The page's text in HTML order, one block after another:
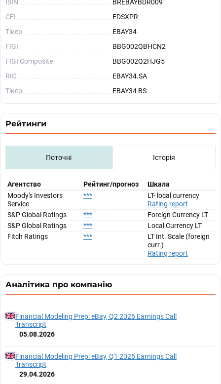
ISIN
BREBAYBDR009
CFI
EDSXPR
Тікер
EBAY34
FIGI
BBG002QBHCN2
FIGI Composite
BBG002Q2HJG5
RIC
EBAY34.SA
Тікер
EBAY34 BS
Рейтинги
Поточні Історія
Агентство Рейтинг/прогноз
Шкала
Moody's Investors
Service
***
LT- local currency
Rating report
S&P Global Ratings
***
Foreign Currency LT
S&P Global Ratings
***
Local Currency LT
Fitch Ratings
***
LT Int. Scale (foreign
curr.)
Rating report
Аналітика про компанію
Financial Modeling Prep: eBay, Q2 2026 Earnings Call
Transcript
05.08.2026
Financial Modeling Prep: eBay, Q1 2026 Earnings Call
Transcript
29.04.2026